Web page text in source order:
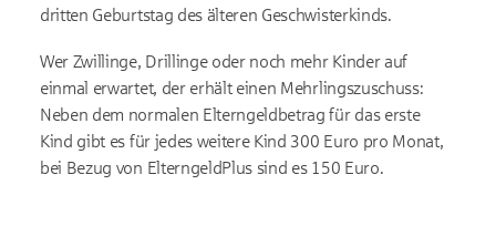
dritten Geburtstag des älteren Geschwisterkinds.
Wer Zwillinge, Drillinge oder noch mehr Kinder auf
einmal erwartet, der erhält einen Mehrlingszuschuss:
Neben dem normalen Elterngeldbetrag für das erste
Kind gibt es für jedes weitere Kind 300 Euro pro Monat,
bei Bezug von ElterngeldPlus sind es 150 Euro.